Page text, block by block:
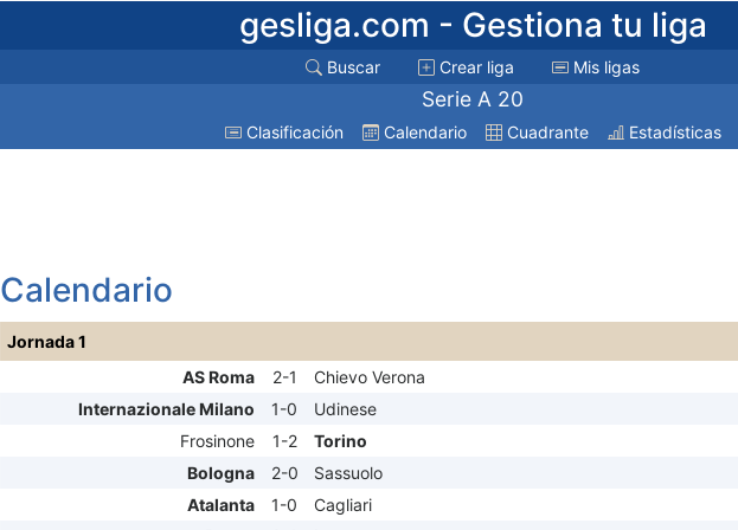
gesliga.com - Gestiona tu liga
Buscar Crear liga Mis ligas
Serie A 20
Clasificación Calendario Cuadrante Estadísticas
Calendario
Jornada 1
AS Roma
2-1
Chievo Verona
Internazionale Milano
1-0
Udinese
Frosinone
1-2
Torino
Bologna
2-0
Sassuolo
Atalanta
1-0
Cagliari